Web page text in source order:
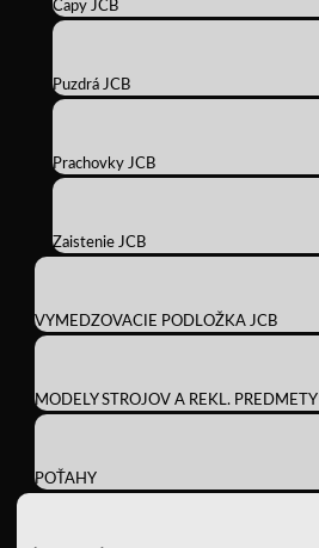
Čapy JCB
Puzdrá JCB
Prachovky JCB
Zaistenie JCB
VYMEDZOVACIE PODLOŽKA JCB
MODELY STROJOV A REKL. PREDMETY
POŤAHY